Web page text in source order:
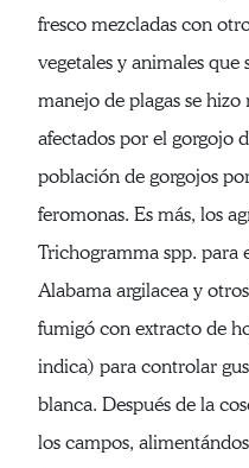
fresco mezcladas con
vegetales y animales
manejo de plagas se
afectados por el gorgojo
población de gorgojos
feromonas. Es más, los
Trichogramma spp.
Alabama argilacea y
fumigó con extracto de
indica) para controlar
blanca. Después de la
los campos,